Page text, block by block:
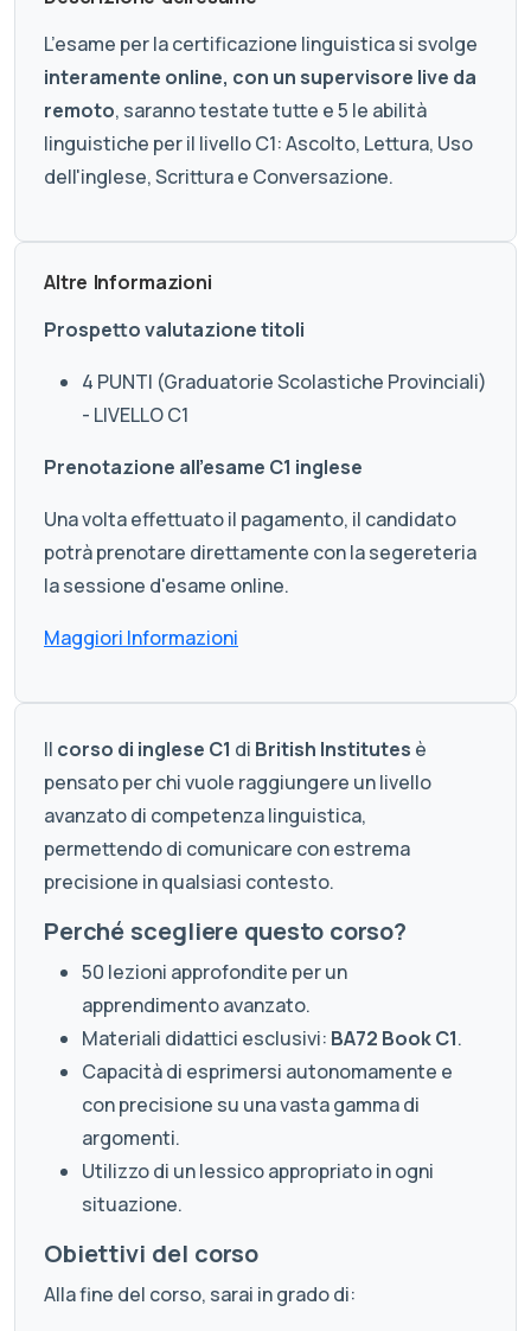
L’esame per la certificazione linguistica si svolge
interamente online, con un supervisore live da
remoto, saranno testate tutte e 5 le abilità
linguistiche per il livello C1: Ascolto, Lettura, Uso
dell'inglese, Scrittura e Conversazione.
Altre Informazioni
Prospetto valutazione titoli
4 PUNTI (Graduatorie Scolastiche Provinciali)
- LIVELLO C1
Prenotazione all'esame C1 inglese
Una volta effettuato il pagamento, il candidato
potrà prenotare direttamente con la segereteria
la sessione d'esame online.
Maggiori Informazioni
Il corso di inglese C1 di British Institutes è
pensato per chi vuole raggiungere un livello
avanzato di competenza linguistica,
permettendo di comunicare con estrema
precisione in qualsiasi contesto.
Perché scegliere questo corso?
50 lezioni approfondite per un
apprendimento avanzato.
Materiali didattici esclusivi: BA72 Book C1.
Capacità di esprimersi autonomamente e
con precisione su una vasta gamma di
argomenti.
Utilizzo di un lessico appropriato in ogni
situazione.
Obiettivi del corso
Alla fine del corso, sarai in grado di: